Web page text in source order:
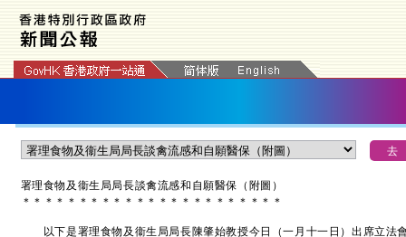
署理食物及衞生局局長談禽流感和自願醫保（附圖）
＊ ＊ ＊ ＊ ＊ ＊ ＊ ＊ ＊ ＊ ＊ ＊ ＊ ＊ ＊ ＊ ＊ ＊ ＊ ＊ ＊ ＊ ＊
以下是署理食物及衞生局局長陳肇始教授今日（一月十一日）出席立法